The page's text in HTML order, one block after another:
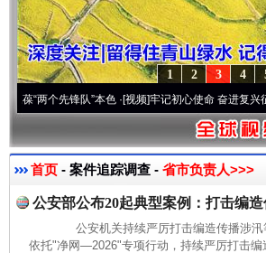
4
3
2
1
个先锋队”本色·[视频]牢记初心使命 奋进复兴征程丨宝
首页 - 案件追踪调查 - 省市负责人>>>
公安部公布20起典型案例：打击编
公安机关持续严厉打击编造传播涉
依托"净网—2026"专项行动，持续严厉打击